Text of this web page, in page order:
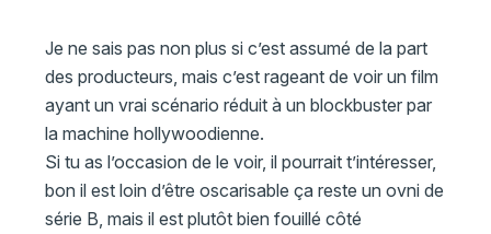
Je ne sais pas non plus si c’est assumé de la part
des producteurs, mais c’est rageant de voir un film
ayant un vrai scénario réduit à un blockbuster par
la machine hollywoodienne.
Si tu as l’occasion de le voir, il pourrait t’intéresser,
bon il est loin d’être oscarisable ça reste un ovni de
série B, mais il est plutôt bien fouillé côté